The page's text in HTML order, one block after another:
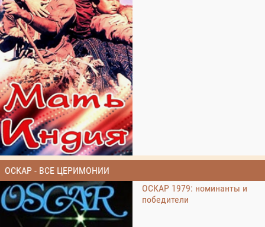
ОСКАР - ВСЕ ЦЕРИМОНИИ
ОСКАР 1979: номинанты и
победители